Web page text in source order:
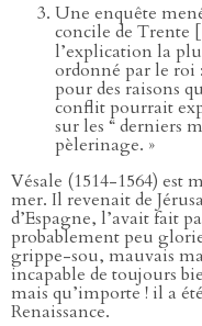
Une enquête
concile de Trente
l’explication la
ordonné par le roi
pour des raisons
conflit pourrait
sur les “ derniers
pèlerinage. »
Vésale (1514-1564) est
mer. Il revenait de
d’Espagne, l’avait fait
probablement peu
grippe-sou, mauvais
incapable de toujours
mais qu’importe ! il a
Renaissance.